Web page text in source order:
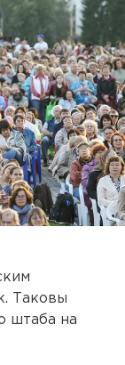
Таковы
штаба на